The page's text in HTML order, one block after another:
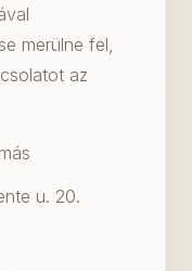
merülne fel,
az
u. 20.